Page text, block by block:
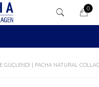
0
GÜÇLENDI | PACHA NATURAL